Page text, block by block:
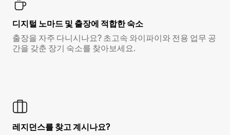
디지털 노마드 및 출장에 적합한 숙소
출장을 자주 다니시나요? 초고속 와이파이와 전용 업무 공
간을 갖춘 장기 숙소를 찾아보세요.
레지던스를 찾고 계시나요?